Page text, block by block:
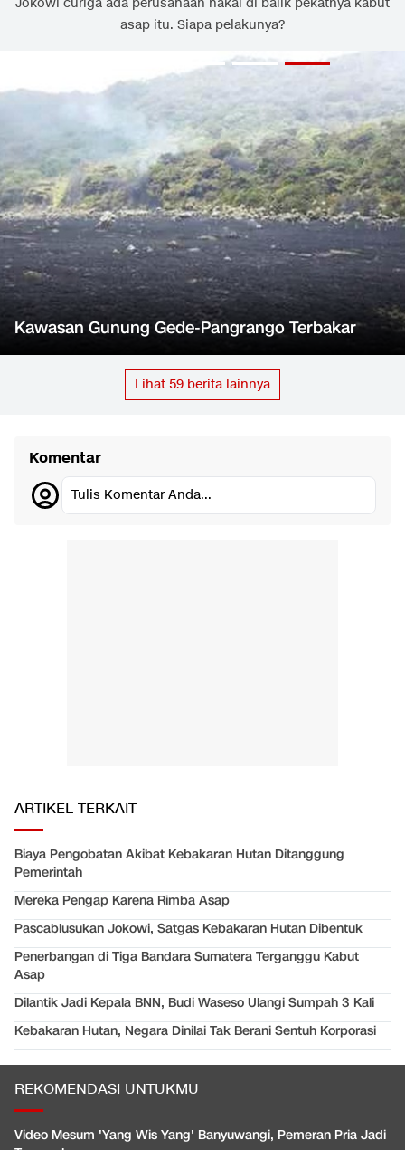
Jokowi curiga ada perusahaan nakal di balik pekatnya kabut
asap itu. Siapa pelakunya?
Kawasan Gunung Gede-Pangrango Terbakar
Lihat 59 berita lainnya
Komentar
Tulis Komentar Anda...
ARTIKEL TERKAIT
Biaya Pengobatan Akibat Kebakaran Hutan Ditanggung
Pemerintah
Mereka Pengap Karena Rimba Asap
Pascablusukan Jokowi, Satgas Kebakaran Hutan Dibentuk
Penerbangan di Tiga Bandara Sumatera Terganggu Kabut
Asap
Dilantik Jadi Kepala BNN, Budi Waseso Ulangi Sumpah 3 Kali
Kebakaran Hutan, Negara Dinilai Tak Berani Sentuh Korporasi
REKOMENDASI UNTUKMU
Video Mesum 'Yang Wis Yang' Banyuwangi, Pemeran Pria Jadi